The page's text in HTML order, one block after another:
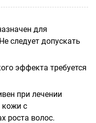
для
следует допускать
эффекта требуется
при лечении
кожи с
роста волос.